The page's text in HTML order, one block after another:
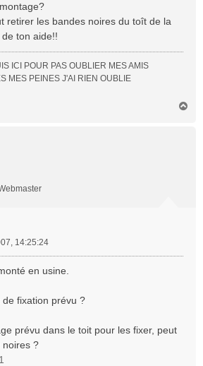
retirer les bandes noires du toît de la
ton aide!!
ICI POUR PAS OUBLIER MES AMIS
MES PEINES J'AI RIEN OUBLIE
14:25:24
en usine.
fixation prévu ?
prévu dans le toit pour les fixer, peut
noires ?